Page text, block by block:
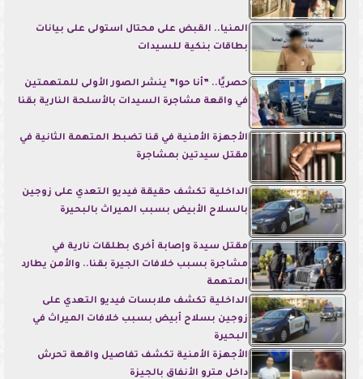
المنيا.. القبض على محتال استولى على بيانات
بطاقات بنكية للسيدات
حصريًا.. ”أنا حوا” ينشر الصور الأولى للمتهمتين
في واقعة مشاجرة السيدات بالأسلحة النارية بقنا
الأجهزة الأمنية في قنا تضبط المتهمة الثانية في
مقتل سيدتين بمشاجرة
الداخلية تكشف حقيقة فيديو التعدي على زوجين
بالسلاح الأبيض بسبب الميراث بالبحيرة
مقتل سيدة وإصابة أخرى بطلقات نارية في
مشاجرة بسبب خلافات الجيرة بقنا.. والأمن يطارد
المتهمة
الداخلية تكشف ملابسات فيديو التعدي على
زوجين بسلاح أبيض بسبب خلافات الميراث في
البحيرة
الأجهزة الأمنية تكشف تفاصيل واقعة تحرش
داخل مترو الأنفاق بالجيزة